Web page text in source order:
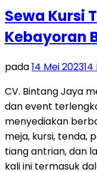
Sewa Kursi
Kebayoran
pada14 Mei 202314
CV. Bintang Jaya
dan event
menyediakan
meja, kursi, tenda,
tiang antrian, dan
kali ini termasuk